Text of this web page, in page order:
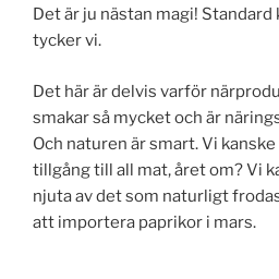
Det är ju nästan magi! Standard
tycker vi.
Det här är delvis varför
smakar så mycket och är
Och naturen är smart. Vi
tillgång till all mat, året om? Vi
njuta av det som naturligt
att importera paprikor i mars.